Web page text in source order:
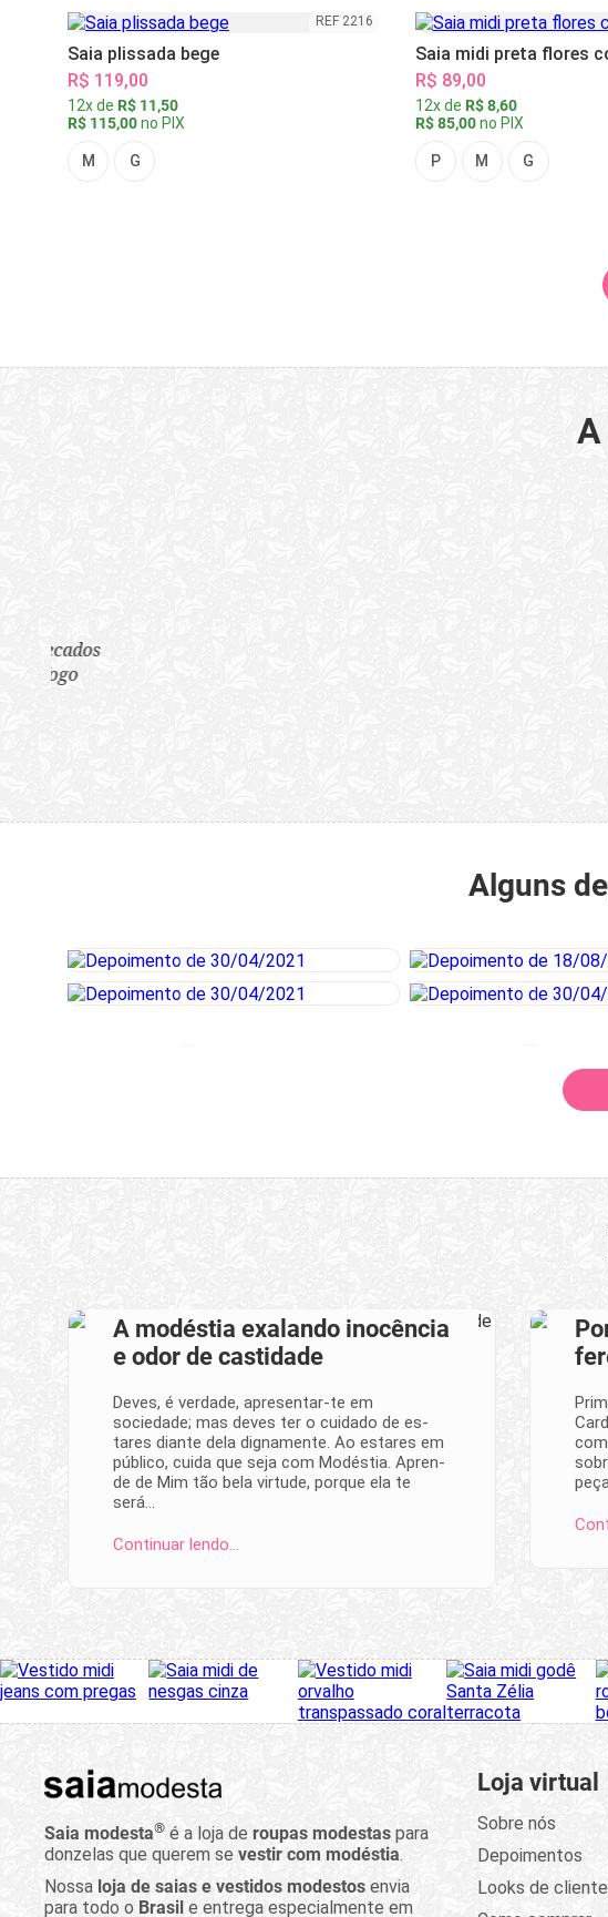
REF 2216
Saia plissada bege
R$ 119,00
12x de R$ 11,50
R$ 115,00no PIX
M G
Saia midi preta flores
R$ 89,00
12x de R$ 8,60
R$ 85,00no PIX
P M G
“Quão horrenda é a atitude
anunciam publicamente, em
Alguns
A modéstia exalando inocência
e odor de castidade
Deves, é verdade, apresentar-te em
sociedade; mas deves ter o cuida­do de es­
tares di­ante dela dignamente. Ao estares em
público, cuida que seja com Modés­tia. Apren­
de de Mim tão bela virtude, porque ela te
será…
Continuar lendo…
Saia modesta® é a loja de roupas modestas para
donzelas que querem se vestir com modéstia.
Nossa loja de saias e vestidos modestos envia
para todo o Brasil e entrega especialmente em
Loja virtual
Sobre nós
Depoimentos
Looks de